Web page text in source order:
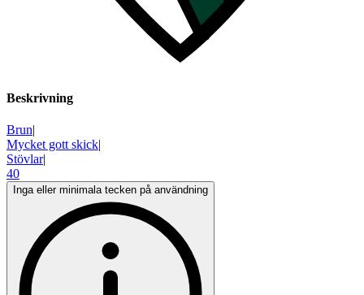
Beskrivning
Brun|
Mycket gott skick|
Stövlar|
40
Inga eller minimala tecken på användning